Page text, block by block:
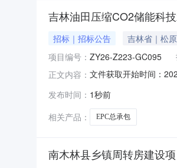
吉林油田压缩CO2储能科
招标｜招标公告 吉林省｜松
项目编号： ZY26-Z223-GC095
正文内容： 文件获取开始时间：
然气股份有限公司吉林
发布时间： 1秒前
相关产品：
EPC总承包
南木林县乡镇周转房建设